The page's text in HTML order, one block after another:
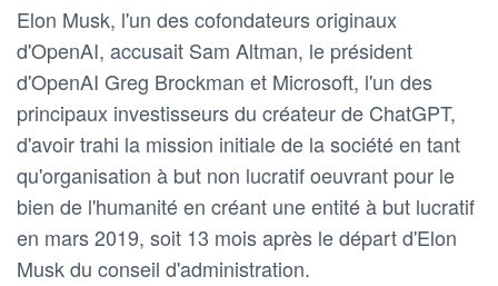
Elon Musk, l'un ​des cofondateurs originaux
d'OpenAI, accusait Sam Altman, ‌le président
d'OpenAI Greg Brockman et Microsoft, l'un des
principaux investisseurs du ⁠créateur de ChatGPT,
d'avoir trahi la mission initiale de la société en tant
qu'organisation à but non lucratif oeuvrant pour le
bien de l'humanité en créant une entité à but lucratif
en mars 2019, soit 13 ⁠mois après le départ d'Elon
‌Musk du conseil d'administration.